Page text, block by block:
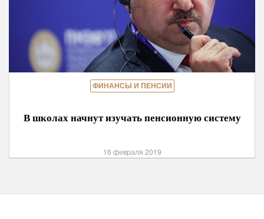
ФИНАНСЫ И ПЕНСИИ
В школах начнут изучать пенсионную систему
16 февраля 2019